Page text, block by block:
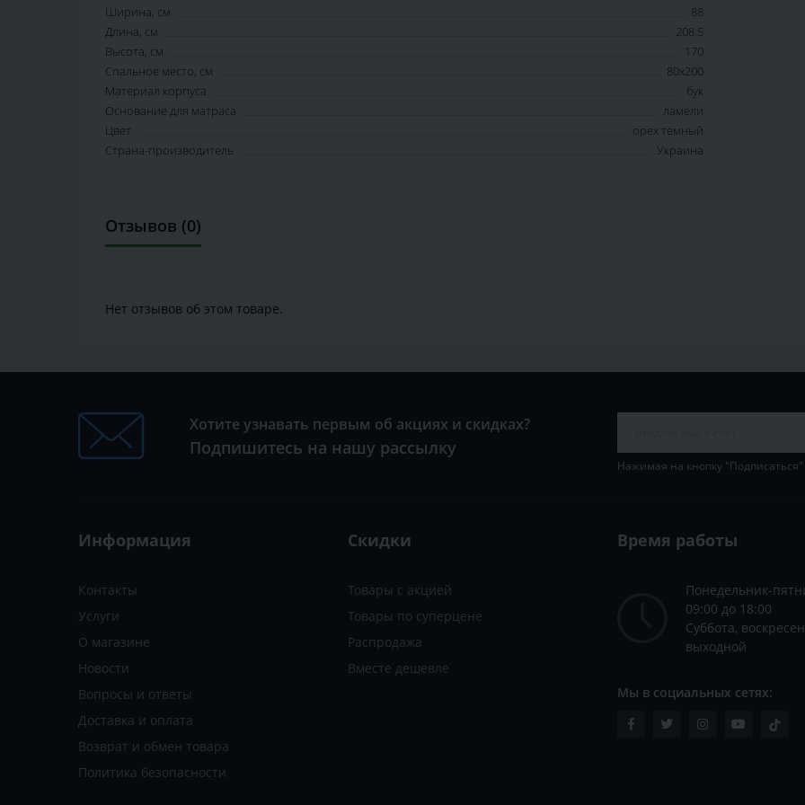
Ширина, см
88
Длина, см
208.5
Высота, см
170
Спальное место, см
80x200
Материал корпуса
бук
Основание для матраса
ламели
Цвет
орех темный
Страна-производитель
Украина
Отзывов (0)
Нет отзывов об этом товаре.
Хотите узнавать первым об акциях и скидках?
Подпишитесь на нашу рассылку
Нажимая на кнопку
Информация
Контакты
Услуги
О магазине
Новости
Вопросы и ответы
Доставка и оплата
Возврат и обмен товара
Политика безопасности
Скидки
Товары с акцией
Товары по суперцене
Распродажа
Вместе дешевле
Время работы
Понедельник-
09:00 до 18:00
Суббота,
выходной
Мы в социальных сетях: